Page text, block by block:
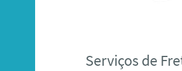
Serviços de